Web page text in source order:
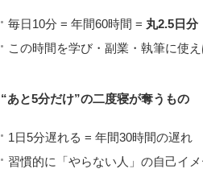
毎日10分 = 年間60時間 = 丸2.5日分
この時間を学び・副業・執筆に使
“あと5分だけ”の二度寝が奪うもの
1日5分遅れる = 年間30時間の遅れ
習慣的に「やらない人」の自己イ